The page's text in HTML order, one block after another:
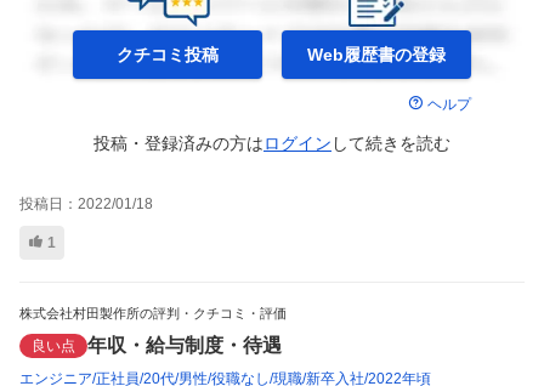
クチコミ投稿 Web履歴書の登録
ヘルプ
投稿・登録済みの方はログイン して続きを読む
投稿日： 2022/01/18
1
株式会社村田製作所の評判・クチコミ・評価
良い点 年収・給与制度・待遇
エンジニア 正社員 20代 男性 役職なし 現職 新卒入社 2022年頃